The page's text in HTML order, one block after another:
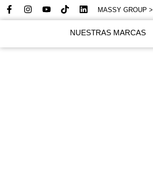
MASSY GROUP >
NUESTRAS MARCAS